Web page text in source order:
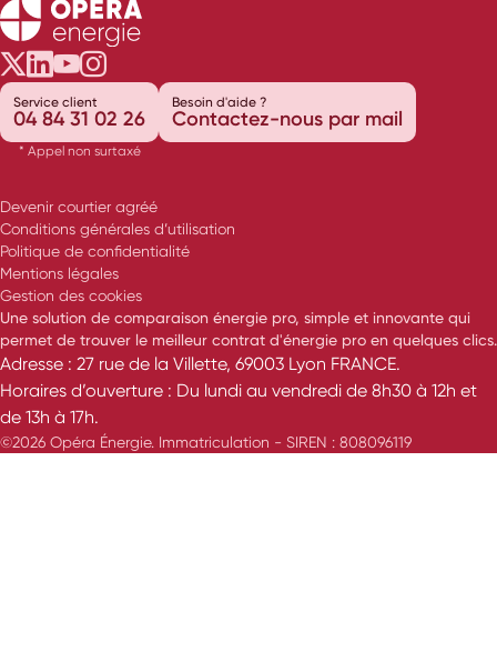
Opéra Énergie sur Twitter
Opéra Énergie sur LinkedIn
Opéra Énergie sur Youtube
Opéra Énergie sur Instagram
Service client
04 84 31 02 26
* Appel non surtaxé
Besoin d'aide ?
Contactez-nous par mail
Devenir courtier agréé
Conditions générales d’utilisation
Politique de confidentialité
Mentions légales
Gestion des cookies
Une solution de comparaison énergie pro, simple et innovante qui
permet de trouver le meilleur contrat d'énergie pro en quelques clics.
Adresse : 27 rue de la Villette, 69003 Lyon FRANCE.
Horaires d’ouverture : Du lundi au vendredi de 8h30 à 12h et
de 13h à 17h.
©2026 Opéra Énergie. Immatriculation - SIREN : 808096119